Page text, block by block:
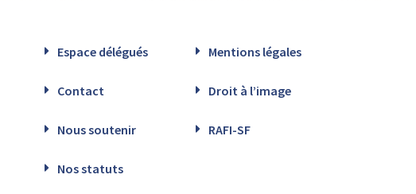
Espace délégués Mentions légales
Contact Droit à l’image
Nous soutenir RAFI-SF
Nos statuts